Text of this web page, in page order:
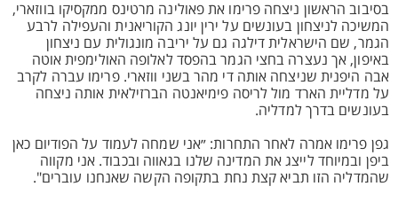
בסיבוב הראשון ניצחה פרימו את פאולינה מרטינס ממקסיקו בווזארי,
המשיכה לניצחון בעונשים על ירין יונג הקוריאנית והעפילה לרבע
הגמר, שם הישראלית דילגה גם על יריבה מונגולית עם ניצחון
באיפון, אך נעצרה בחצי הגמר בהפסד לאלופה האולימפית אוטה
אבה היפנית שניצחה אותה די מהר בשני ווזארי. פרימו עברה לקרב
על מדליית הארד מול לריסה פימיאנטה הברזילאית אותה ניצחה
בעונשים בדרך למדליה.
גפן פרימו אמרה לאחר התחרות: ״אני שמחה לעמוד על הפודיום כאן
ביפן ובמיוחד לייצג את המדינה שלנו בגאווה ובכבוד. אני מקווה
שהמדליה הזו תביא קצת נחת בתקופה הקשה שאנחנו עוברים".